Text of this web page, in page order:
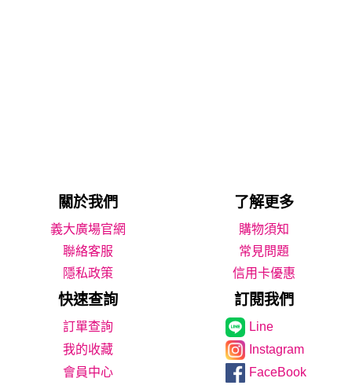
關於我們 了解更多
義大廣場官網
購物須知
聯絡客服
常見問題
隱私政策
信用卡優惠
快速查詢 訂閱我們
Line
我的收藏
Instagram
會員中心
FaceBook